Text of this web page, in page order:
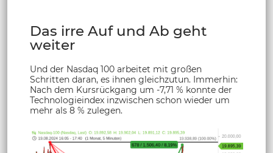
Das irre Auf und Ab geht
weiter
Und der Nasdaq 100 arbeitet mit großen
Schritten daran, es ihnen gleichzutun. Immerhin:
Nach dem Kursrückgang um -7,71 % konnte der
Technologieindex inzwischen schon wieder um
mehr als 8 % zulegen.